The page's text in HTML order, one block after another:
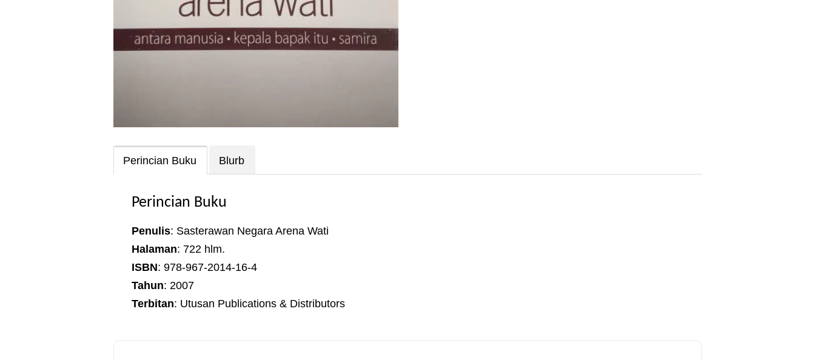
Perincian Buku Blurb
Perincian Buku
Penulis: Sasterawan Negara Arena Wati
Halaman: 722 hlm.
ISBN: 978-967-2014-16-4
Tahun: 2007
Terbitan: Utusan Publications & Distributors